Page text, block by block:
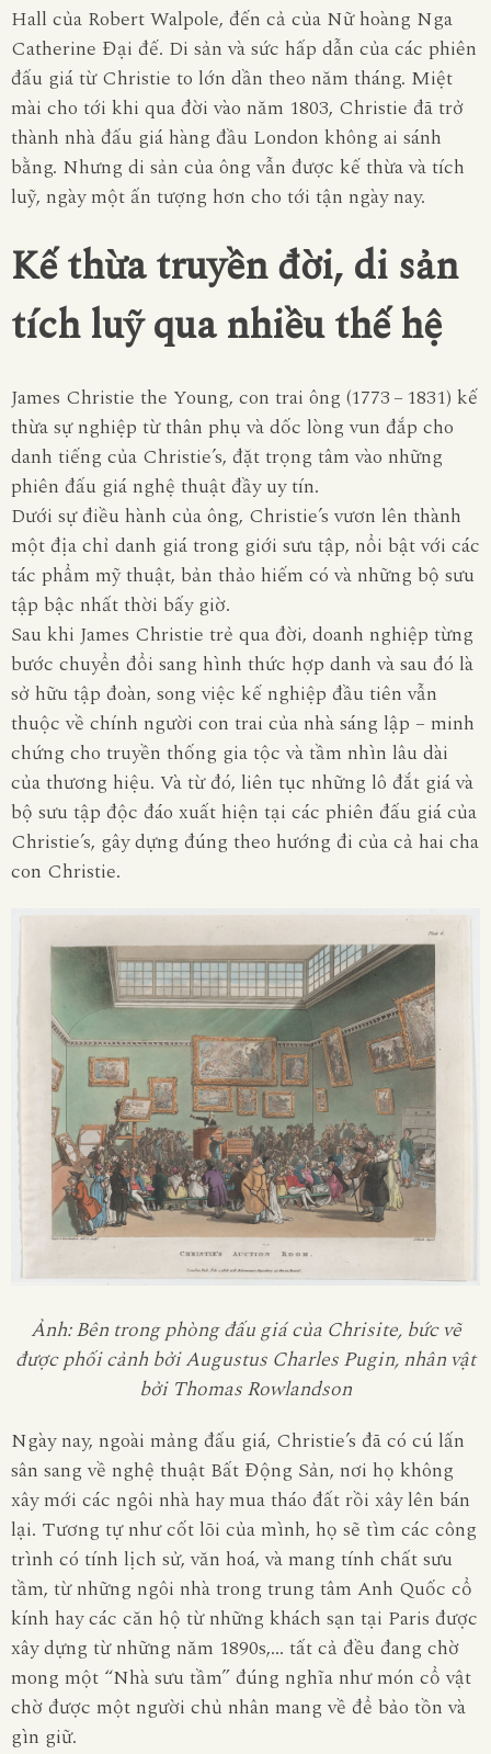
Hall của Robert Walpole, đến cả của Nữ hoàng Nga
Catherine Đại đế. Di sản và sức hấp dẫn của các phiên
đấu giá từ Christie to lớn dần theo năm tháng. Miệt
mài cho tới khi qua đời vào năm 1803, Christie đã trở
thành nhà đấu giá hàng đầu London không ai sánh
bằng. Nhưng di sản của ông vẫn được kế thừa và tích
luỹ, ngày một ấn tượng hơn cho tới tận ngày nay.
Kế thừa truyền đời, di sản
tích luỹ qua nhiều thế hệ
James Christie the Young, con trai ông (1773 – 1831) kế
thừa sự nghiệp từ thân phụ và dốc lòng vun đắp cho
danh tiếng của Christie’s, đặt trọng tâm vào những
phiên đấu giá nghệ thuật đầy uy tín.
Dưới sự điều hành của ông, Christie’s vươn lên thành
một địa chỉ danh giá trong giới sưu tập, nổi bật với các
tác phẩm mỹ thuật, bản thảo hiếm có và những bộ sưu
tập bậc nhất thời bấy giờ.
Sau khi James Christie trẻ qua đời, doanh nghiệp từng
bước chuyển đổi sang hình thức hợp danh và sau đó là
sở hữu tập đoàn, song việc kế nghiệp đầu tiên vẫn
thuộc về chính người con trai của nhà sáng lập – minh
chứng cho truyền thống gia tộc và tầm nhìn lâu dài
của thương hiệu. Và từ đó, liên tục những lô đắt giá và
bộ sưu tập độc đáo xuất hiện tại các phiên đấu giá của
Christie’s, gây dựng đúng theo hướng đi của cả hai cha
con Christie.
Ảnh: Bên trong phòng đấu giá của Chrisite, bức vẽ
được phối cảnh bởi Augustus Charles Pugin, nhân vật
bởi Thomas Rowlandson
Ngày nay, ngoài mảng đấu giá, Christie’s đã có cú lấn
sân sang về nghệ thuật Bất Động Sản, nơi họ không
xây mới các ngôi nhà hay mua tháo đất rồi xây lên bán
lại. Tương tự như cốt lõi của mình, họ sẽ tìm các công
trình có tính lịch sử, văn hoá, và mang tính chất sưu
tầm, từ những ngôi nhà trong trung tâm Anh Quốc cổ
kính hay các căn hộ từ những khách sạn tại Paris được
xây dựng từ những năm 1890s,… tất cả đều đang chờ
mong một “Nhà sưu tầm” đúng nghĩa như món cổ vật
chờ được một người chủ nhân mang về để bảo tồn và
gìn giữ.